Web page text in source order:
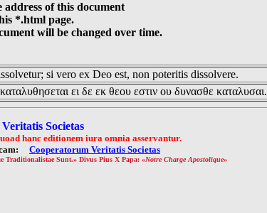
of this document
*.html page.
will be changed over time.
si vero ex Deo est, non poteritis dissolvere.
ει δε εκ θεου εστιν ου δυνασθε καταλυσαι.
Societas
hanc editionem iura omnia asservantur.
Cooperatorum Veritatis Societas
Traditionalistae Sunt.» Divus Pius X Papa: «Notre Charge Apostolique»